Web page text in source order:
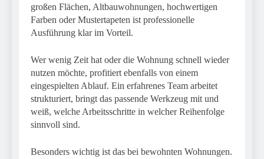
großen Flächen, Altbauwohnungen, hochwertigen
Farben oder Mustertapeten ist professionelle
Ausführung klar im Vorteil.
Wer wenig Zeit hat oder die Wohnung schnell wieder
nutzen möchte, profitiert ebenfalls von einem
eingespielten Ablauf. Ein erfahrenes Team arbeitet
strukturiert, bringt das passende Werkzeug mit und
weiß, welche Arbeitsschritte in welcher Reihenfolge
sinnvoll sind.
Besonders wichtig ist das bei bewohnten Wohnungen.